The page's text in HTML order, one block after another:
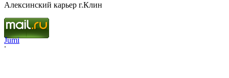
Алексинский карьер г.Клин
Jumi
.